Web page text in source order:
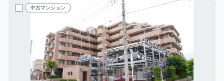
中古マンション